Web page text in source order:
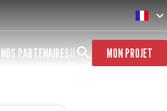
NOS PARTENAIRES MON PROJET